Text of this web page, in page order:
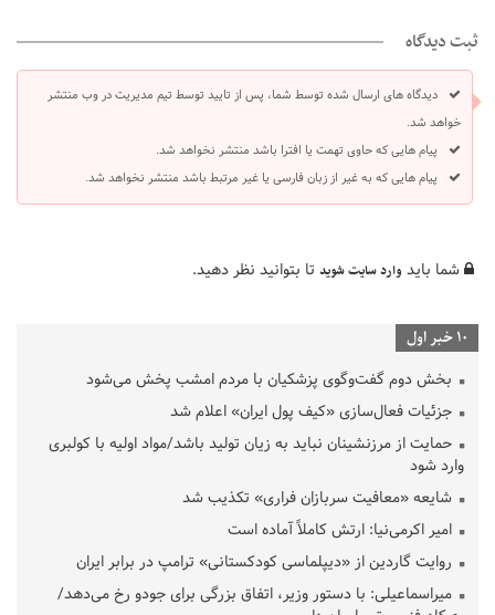
ثبت دیدگاه
دیدگاه های ارسال شده توسط شما، پس از تایید توسط تیم مدیریت در وب منتشر
خواهد شد.
پیام هایی که حاوی تهمت یا افترا باشد منتشر نخواهد شد.
پیام هایی که به غیر از زبان فارسی یا غیر مرتبط باشد منتشر نخواهد شد.
شما باید وارد سایت شوید تا بتوانید نظر دهید.
10 خبر اول
بخش دوم گفت‌وگوی پزشکیان با مردم امشب پخش می‌شود
جزئیات فعال‌سازی «کیف پول ایران» اعلام شد
حمایت از مرزنشینان نباید به زیان تولید باشد/مواد اولیه با کولبری
وارد شود
شایعه «معافیت سربازان فراری» تکذیب شد
امیر اکرمی‌نیا: ارتش کاملاً آماده است
روایت گاردین از «دیپلماسی کودکستانی» ترامپ در برابر ایران
میراسماعیلی: با دستور وزیر، اتفاق بزرگی برای جودو رخ می‌دهد/